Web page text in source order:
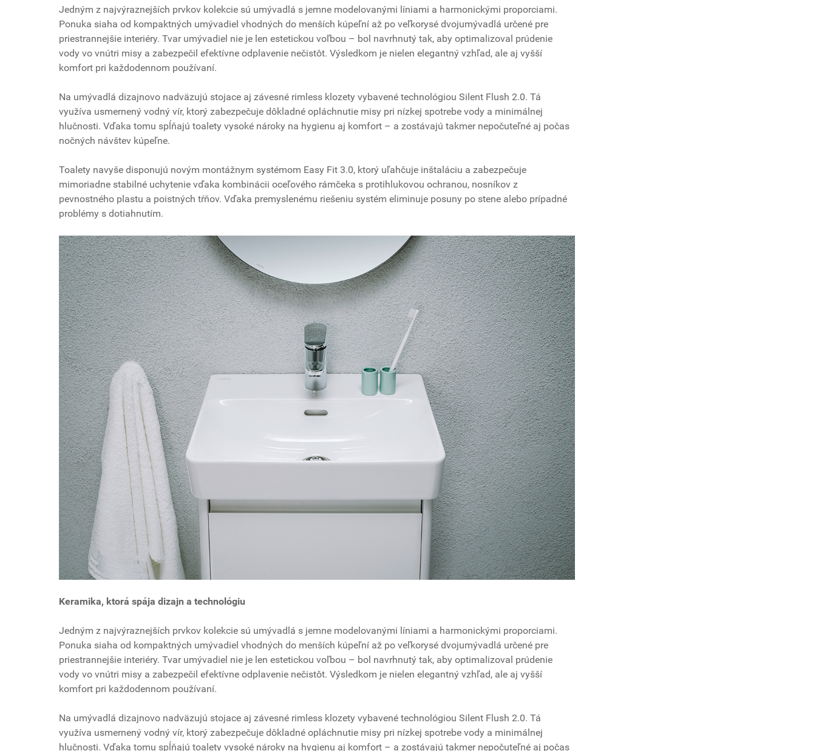
Jedným z najvýraznejších prvkov kolekcie sú umývadlá s jemne modelovanými líniami a harmonickými proporciami.
Ponuka siaha od kompaktných umývadiel vhodných do menších kúpeľní až po veľkorysé dvojumývadlá určené pre
priestrannejšie interiéry. Tvar umývadiel nie je len estetickou voľbou – bol navrhnutý tak, aby optimalizoval prúdenie
vody vo vnútri misy a zabezpečil efektívne odplavenie nečistôt. Výsledkom je nielen elegantný vzhľad, ale aj vyšší
komfort pri každodennom používaní.
Na umývadlá dizajnovo nadväzujú stojace aj závesné rimless klozety vybavené technológiou Silent Flush 2.0. Tá
využíva usmernený vodný vír, ktorý zabezpečuje dôkladné opláchnutie misy pri nízkej spotrebe vody a minimálnej
hlučnosti. Vďaka tomu spĺňajú toalety vysoké nároky na hygienu aj komfort – a zostávajú takmer nepočuteľné aj počas
nočných návštev kúpeľne.
Toalety navyše disponujú novým montážnym systémom Easy Fit 3.0, ktorý uľahčuje inštaláciu a zabezpečuje
mimoriadne stabilné uchytenie vďaka kombinácii oceľového rámčeka s protihlukovou ochranou, nosníkov z
pevnostného plastu a poistných tŕňov. Vďaka premyslenému riešeniu systém eliminuje posuny po stene alebo prípadné
problémy s dotiahnutím.
Keramika, ktorá spája dizajn a technológiu
Jedným z najvýraznejších prvkov kolekcie sú umývadlá s jemne modelovanými líniami a harmonickými proporciami.
Ponuka siaha od kompaktných umývadiel vhodných do menších kúpeľní až po veľkorysé dvojumývadlá určené pre
priestrannejšie interiéry. Tvar umývadiel nie je len estetickou voľbou – bol navrhnutý tak, aby optimalizoval prúdenie
vody vo vnútri misy a zabezpečil efektívne odplavenie nečistôt. Výsledkom je nielen elegantný vzhľad, ale aj vyšší
komfort pri každodennom používaní.
Na umývadlá dizajnovo nadväzujú stojace aj závesné rimless klozety vybavené technológiou Silent Flush 2.0. Tá
využíva usmernený vodný vír, ktorý zabezpečuje dôkladné opláchnutie misy pri nízkej spotrebe vody a minimálnej
hlučnosti. Vďaka tomu spĺňajú toalety vysoké nároky na hygienu aj komfort – a zostávajú takmer nepočuteľné aj počas